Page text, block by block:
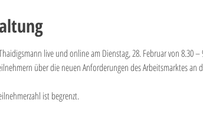
live und online am Dienstag, 28. Februar von 8.30 –
über die neuen Anforderungen des Arbeitsmarktes an
ist begrenzt.